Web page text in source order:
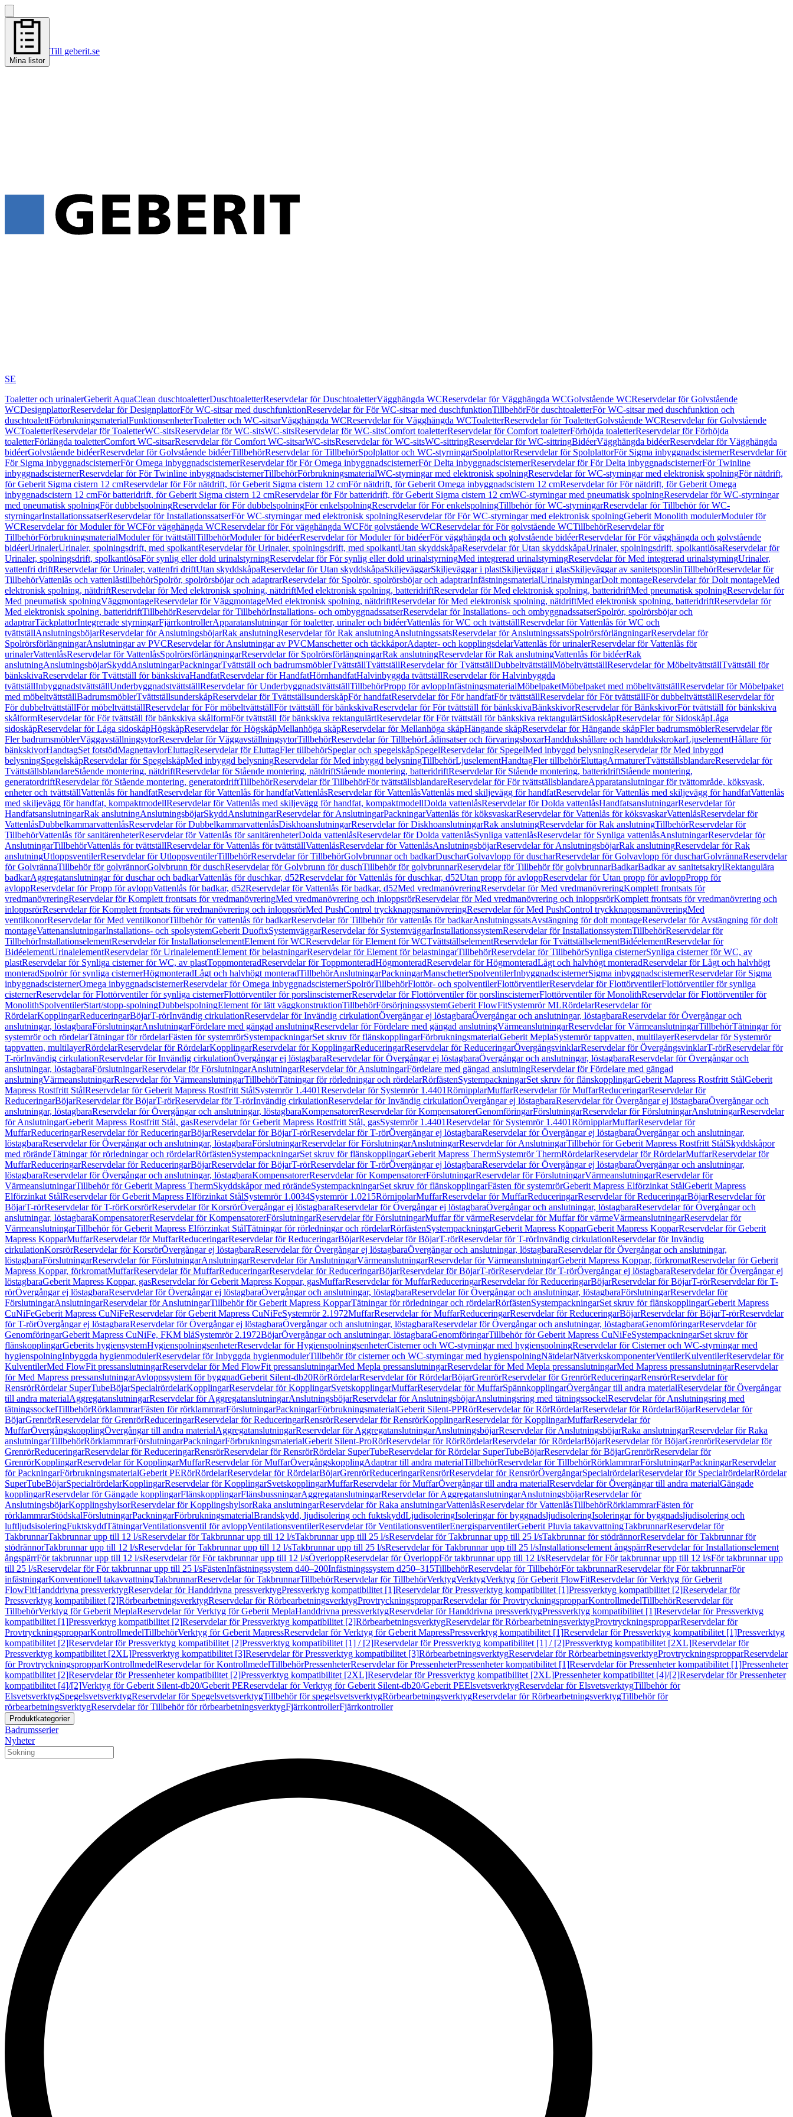
Mina listor
Till geberit.se
SE
Toaletter och urinalerGeberit AquaClean duschtoaletterDuschtoaletterReservdelar för DuschtoaletterVägghängda WCReservdelar för Vägghängda WCGolvstående WCReservdelar för Golvstående
WCDesignplattorReservdelar för DesignplattorFör WC-sitsar med duschfunktionReservdelar för För WC-sitsar med duschfunktionTillbehörFör duschtoaletterFör WC-sitsar med duschfunktion och
duschtoalettFörbrukningsmaterialFunktionsenheterToaletter och WC-sitsarVägghängda WCReservdelar för Vägghängda WCToaletterReservdelar för ToaletterGolvstående WCReservdelar för Golvstående
WCToaletterReservdelar för ToaletterWC-sitsReservdelar för WC-sitsWC-sitsReservdelar för WC-sitsComfort toaletterReservdelar för Comfort toaletterFörhöjda toaletterReservdelar för Förhöjda
toaletterFörlängda toaletterComfort WC-sitsarReservdelar för Comfort WC-sitsarWC-sitsReservdelar för WC-sitsWC-sittringReservdelar för WC-sittringBidéerVägghängda bidéerReservdelar för Vägghängda
bidéerGolvstående bidéerReservdelar för Golvstående bidéerTillbehörReservdelar för TillbehörSpolplattor och WC-styrningarSpolplattorReservdelar för SpolplattorFör Sigma inbyggnadscisternerReservdelar för
För Sigma inbyggnadscisternerFör Omega inbyggnadscisternerReservdelar för För Omega inbyggnadscisternerFör Delta inbyggnadscisternerReservdelar för För Delta inbyggnadscisternerFör Twinline
inbyggnadscisternerReservdelar för För Twinline inbyggnadscisternerTillbehörFörbrukningsmaterialWC-styrningar med elektronisk spolningReservdelar för WC-styrningar med elektronisk spolningFör nätdrift,
för Geberit Sigma cistern 12 cmReservdelar för För nätdrift, för Geberit Sigma cistern 12 cmFör nätdrift, för Geberit Omega inbyggnadscistern 12 cmReservdelar för För nätdrift, för Geberit Omega
inbyggnadscistern 12 cmFör batteridrift, för Geberit Sigma cistern 12 cmReservdelar för För batteridrift, för Geberit Sigma cistern 12 cmWC-styrningar med pneumatisk spolningReservdelar för WC-styrningar
med pneumatisk spolningFör dubbelspolningReservdelar för För dubbelspolningFör enkelspolningReservdelar för För enkelspolningTillbehör för WC-styrningarReservdelar för Tillbehör för WC-
styrningarInstallationssatserReservdelar för InstallationssatserFör WC-styrningar med elektronisk spolningReservdelar för För WC-styrningar med elektronisk spolningGeberit Monolith modulerModuler för
WCReservdelar för Moduler för WCFör vägghängda WCReservdelar för För vägghängda WCFör golvstående WCReservdelar för För golvstående WCTillbehörReservdelar för
TillbehörFörbrukningsmaterialModuler för tvättställTillbehörModuler för bidéerReservdelar för Moduler för bidéerFör vägghängda och golvstående bidéerReservdelar för För vägghängda och golvstående
bidéerUrinalerUrinaler, spolningsdrift, med spolkantReservdelar för Urinaler, spolningsdrift, med spolkantUtan skyddskåpaReservdelar för Utan skyddskåpaUrinaler, spolningsdrift, spolkantlösaReservdelar för
Urinaler, spolningsdrift, spolkantlösaFör synlig eller dold urinalstyrningReservdelar för För synlig eller dold urinalstyrningMed integrerad urinalstyrningReservdelar för Med integrerad urinalstyrningUrinaler,
vattenfri driftReservdelar för Urinaler, vattenfri driftUtan skyddskåpaReservdelar för Utan skyddskåpaSkiljeväggarSkiljeväggar i plastSkiljeväggar i glasSkiljeväggar av sanitetsporslinTillbehörReservdelar för
TillbehörVattenlås och vattenlåstillbehörSpolrör, spolrörsböjar och adaptrarReservdelar för Spolrör, spolrörsböjar och adaptrarInfästningsmaterialUrinalstyrningarDolt montageReservdelar för Dolt montageMed
elektronisk spolning, nätdriftReservdelar för Med elektronisk spolning, nätdriftMed elektronisk spolning, batteridriftReservdelar för Med elektronisk spolning, batteridriftMed pneumatisk spolningReservdelar för
Med pneumatisk spolningVäggmontageReservdelar för VäggmontageMed elektronisk spolning, nätdriftReservdelar för Med elektronisk spolning, nätdriftMed elektronisk spolning, batteridriftReservdelar för
Med elektronisk spolning, batteridriftTillbehörReservdelar för TillbehörInstallations- och ombyggnadssatserReservdelar för Installations- och ombyggnadssatserSpolrör, spolrörsböjar och
adaptrarTäckplattorIntegrerade styrningarFjärrkontrollerApparatanslutningar för toaletter, urinaler och bidéerVattenlås för WC och tvättställReservdelar för Vattenlås för WC och
tvättställAnslutningsböjarReservdelar för AnslutningsböjarRak anslutningReservdelar för Rak anslutningAnslutningssatsReservdelar för AnslutningssatsSpolrörsförlängningarReservdelar för
SpolrörsförlängningarAnslutningar av PVCReservdelar för Anslutningar av PVCManschetter och täckkåporAdapter- och kopplingsdelarVattenlås för urinalerReservdelar för Vattenlås för
urinalerVattenlåsReservdelar för VattenlåsSpolrörsförlängningarReservdelar för SpolrörsförlängningarRak anslutningReservdelar för Rak anslutningVattenlås för bidéerRak
anslutningAnslutningsböjarSkyddAnslutningarPackningarTvättställ och badrumsmöblerTvättställTvättställReservdelar för TvättställDubbeltvättställMöbeltvättställReservdelar för MöbeltvättställTvättställ för
bänkskivaReservdelar för Tvättställ för bänkskivaHandfatReservdelar för HandfatHörnhandfatHalvinbyggda tvättställReservdelar för Halvinbyggda
tvättställInbyggnadstvättställUnderbyggnadstvättställReservdelar för UnderbyggnadstvättställTillbehörPropp för avloppInfästningsmaterialMöbelpaketMöbelpaket med möbeltvättställReservdelar för Möbelpaket
med möbeltvättställBadrumsmöblerTvättställsunderskåpReservdelar för TvättställsunderskåpFör handfatReservdelar för För handfatFör tvättställReservdelar för För tvättställFör dubbeltvättställReservdelar för
För dubbeltvättställFör möbeltvättställReservdelar för För möbeltvättställFör tvättställ för bänkskivaReservdelar för För tvättställ för bänkskivaBänkskivorReservdelar för BänkskivorFör tvättställ för bänkskiva
skålformReservdelar för För tvättställ för bänkskiva skålformFör tvättställ för bänkskiva rektangulärtReservdelar för För tvättställ för bänkskiva rektangulärtSidoskåpReservdelar för SidoskåpLåga
sidoskåpReservdelar för Låga sidoskåpHögskåpReservdelar för HögskåpMellanhöga skåpReservdelar för Mellanhöga skåpHängande skåpReservdelar för Hängande skåpFler badrumsmöblerReservdelar för
Fler badrumsmöblerVäggavställningsytorReservdelar för VäggavställningsytorTillbehörReservdelar för TillbehörLådinsatser och förvaringsboxarHanddukshållare och handdukskrokarLjuselementHållare för
bänkskivorHandtagSet fotstödMagnettavlorEluttagReservdelar för EluttagFler tillbehörSpeglar och spegelskåpSpegelReservdelar för SpegelMed inbyggd belysningReservdelar för Med inbyggd
belysningSpegelskåpReservdelar för SpegelskåpMed inbyggd belysningReservdelar för Med inbyggd belysningTillbehörLjuselementHandtagFler tillbehörEluttagArmaturerTvättställsblandareReservdelar för
TvättställsblandareStående montering, nätdriftReservdelar för Stående montering, nätdriftStående montering, batteridriftReservdelar för Stående montering, batteridriftStående montering,
generatordriftReservdelar för Stående montering, generatordriftTillbehörReservdelar för TillbehörFör tvättställsblandareReservdelar för För tvättställsblandareApparatanslutningar för tvättområde, köksvask,
enheter och tvättställVattenlås för handfatReservdelar för Vattenlås för handfatVattenlåsReservdelar för VattenlåsVattenlås med skiljevägg för handfatReservdelar för Vattenlås med skiljevägg för handfatVattenlås
med skiljevägg för handfat, kompaktmodellReservdelar för Vattenlås med skiljevägg för handfat, kompaktmodellDolda vattenlåsReservdelar för Dolda vattenlåsHandfatsanslutningarReservdelar för
HandfatsanslutningarRak anslutningAnslutningsböjarSkyddAnslutningarReservdelar för AnslutningarPackningarVattenlås för köksvaskarReservdelar för Vattenlås för köksvaskarVattenlåsReservdelar för
VattenlåsDubbelkammarvattenlåsReservdelar för DubbelkammarvattenlåsDiskhoanslutningarReservdelar för DiskhoanslutningarRak anslutningReservdelar för Rak anslutningTillbehörReservdelar för
TillbehörVattenlås för sanitärenheterReservdelar för Vattenlås för sanitärenheterDolda vattenlåsReservdelar för Dolda vattenlåsSynliga vattenlåsReservdelar för Synliga vattenlåsAnslutningarReservdelar för
AnslutningarTillbehörVattenlås för tvättställReservdelar för Vattenlås för tvättställVattenlåsReservdelar för VattenlåsAnslutningsböjarReservdelar för AnslutningsböjarRak anslutningReservdelar för Rak
anslutningUtloppsventilerReservdelar för UtloppsventilerTillbehörReservdelar för TillbehörGolvbrunnar och badkarDuscharGolvavlopp för duscharReservdelar för Golvavlopp för duscharGolvrännaReservdelar
för GolvrännaTillbehör för golvrännorGolvbrunn för duschReservdelar för Golvbrunn för duschTillbehör för golvbrunnarReservdelar för Tillbehör för golvbrunnarBadkarBadkar av sanitetsakrylRektangulära
badkarAggregatanslutningar för duschar och badkarVattenlås för duschkar, d52Reservdelar för Vattenlås för duschkar, d52Utan propp för avloppReservdelar för Utan propp för avloppPropp för
avloppReservdelar för Propp för avloppVattenlås för badkar, d52Reservdelar för Vattenlås för badkar, d52Med vredmanövreringReservdelar för Med vredmanövreringKomplett frontsats för
vredmanövreringReservdelar för Komplett frontsats för vredmanövreringMed vredmanövrering och inloppsrörReservdelar för Med vredmanövrering och inloppsrörKomplett frontsats för vredmanövrering och
inloppsrörReservdelar för Komplett frontsats för vredmanövrering och inloppsrörMed PushControl tryckknappsmanövreringReservdelar för Med PushControl tryckknappsmanövreringMed
ventilkonorReservdelar för Med ventilkonorTillbehör för vattenlås för badkarReservdelar för Tillbehör för vattenlås för badkarAnslutningssatsAvstängning för dolt montageReservdelar för Avstängning för dolt
montageVattenanslutningarInstallations- och spolsystemGeberit DuofixSystemväggarReservdelar för SystemväggarInstallationssystemReservdelar för InstallationssystemTillbehörReservdelar för
TillbehörInstallationselementReservdelar för InstallationselementElement för WCReservdelar för Element för WCTvättställselementReservdelar för TvättställselementBidéelementReservdelar för
BidéelementUrinalelementReservdelar för UrinalelementElement för belastningarReservdelar för Element för belastningarTillbehörReservdelar för TillbehörSynliga cisternerSynliga cisterner för WC, av
plastReservdelar för Synliga cisterner för WC, av plastToppmonteradReservdelar för ToppmonteradHögmonteradReservdelar för HögmonteradLågt och halvhögt monteradReservdelar för Lågt och halvhögt
monteradSpolrör för synliga cisternerHögmonteradLågt och halvhögt monteradTillbehörAnslutningarPackningarManschetterSpolventilerInbyggnadscisternerSigma inbyggnadscisternerReservdelar för Sigma
inbyggnadscisternerOmega inbyggnadscisternerReservdelar för Omega inbyggnadscisternerSpolrörTillbehörFlottör- och spolventilerFlottörventilerReservdelar för FlottörventilerFlottörventiler för synliga
cisternerReservdelar för Flottörventiler för synliga cisternerFlottörventiler för porslinscisternerReservdelar för Flottörventiler för porslinscisternerFlottörventiler för MonolithReservdelar för Flottörventiler för
MonolithSpolventilerStart/stopp-spolningDubbelspolningElement för lätt väggkonstruktionTillbehörFörsörjningssystemGeberit FlowFitSystemrör MLRördelarReservdelar för
RördelarKopplingarReduceringarBöjarT-rörInvändig cirkulationReservdelar för Invändig cirkulationÖvergångar ej löstagbaraÖvergångar och anslutningar, löstagbaraReservdelar för Övergångar och
anslutningar, löstagbaraFörslutningarAnslutningarFördelare med gängad anslutningReservdelar för Fördelare med gängad anslutningVärmeanslutningarReservdelar för VärmeanslutningarTillbehörTätningar för
systemrör och rördelarTätningar för rördelarFästen för systemrörSystempackningarSet skruv för flänskopplingarFörbrukningsmaterialGeberit MeplaSystemrör tappvatten, multilayerReservdelar för Systemrör
tappvatten, multilayerRördelarReservdelar för RördelarKopplingarReservdelar för KopplingarReduceringarReservdelar för ReduceringarÖvergångsvinklarReservdelar för ÖvergångsvinklarT-rörReservdelar för
T-rörInvändig cirkulationReservdelar för Invändig cirkulationÖvergångar ej löstagbaraReservdelar för Övergångar ej löstagbaraÖvergångar och anslutningar, löstagbaraReservdelar för Övergångar och
anslutningar, löstagbaraFörslutningarReservdelar för FörslutningarAnslutningarReservdelar för AnslutningarFördelare med gängad anslutningReservdelar för Fördelare med gängad
anslutningVärmeanslutningarReservdelar för VärmeanslutningarTillbehörTätningar för rörledningar och rördelarRörfästenSystempackningarSet skruv för flänskopplingarGeberit Mapress Rostfritt StålGeberit
Mapress Rostfritt StålReservdelar för Geberit Mapress Rostfritt StålSystemrör 1.4401Reservdelar för Systemrör 1.4401RörnipplarMuffarReservdelar för MuffarReduceringarReservdelar för
ReduceringarBöjarReservdelar för BöjarT-rörReservdelar för T-rörInvändig cirkulationReservdelar för Invändig cirkulationÖvergångar ej löstagbaraReservdelar för Övergångar ej löstagbaraÖvergångar och
anslutningar, löstagbaraReservdelar för Övergångar och anslutningar, löstagbaraKompensatorerReservdelar för KompensatorerGenomföringarFörslutningarReservdelar för FörslutningarAnslutningarReservdelar
för AnslutningarGeberit Mapress Rostfritt Stål, gasReservdelar för Geberit Mapress Rostfritt Stål, gasSystemrör 1.4401Reservdelar för Systemrör 1.4401RörnipplarMuffarReservdelar för
MuffarReduceringarReservdelar för ReduceringarBöjarReservdelar för BöjarT-rörReservdelar för T-rörÖvergångar ej löstagbaraReservdelar för Övergångar ej löstagbaraÖvergångar och anslutningar,
löstagbaraReservdelar för Övergångar och anslutningar, löstagbaraFörslutningarReservdelar för FörslutningarAnslutningarReservdelar för AnslutningarTillbehör för Geberit Mapress Rostfritt StålSkyddskåpor
med rörändeTätningar för rörledningar och rördelarRörfästenSystempackningarSet skruv för flänskopplingarGeberit Mapress ThermSystemrör ThermRördelarReservdelar för RördelarMuffarReservdelar för
MuffarReduceringarReservdelar för ReduceringarBöjarReservdelar för BöjarT-rörReservdelar för T-rörÖvergångar ej löstagbaraReservdelar för Övergångar ej löstagbaraÖvergångar och anslutningar,
löstagbaraReservdelar för Övergångar och anslutningar, löstagbaraKompensatorerReservdelar för KompensatorerFörslutningarReservdelar för FörslutningarVärmeanslutningarReservdelar för
VärmeanslutningarTillbehör för Geberit Mapress ThermSkyddskåpor med rörändeSystempackningarSet skruv för flänskopplingarFästen för systemrörGeberit Mapress Elförzinkat StålGeberit Mapress
Elförzinkat StålReservdelar för Geberit Mapress Elförzinkat StålSystemrör 1.0034Systemrör 1.0215RörnipplarMuffarReservdelar för MuffarReduceringarReservdelar för ReduceringarBöjarReservdelar för
BöjarT-rörReservdelar för T-rörKorsrörReservdelar för KorsrörÖvergångar ej löstagbaraReservdelar för Övergångar ej löstagbaraÖvergångar och anslutningar, löstagbaraReservdelar för Övergångar och
anslutningar, löstagbaraKompensatorerReservdelar för KompensatorerFörslutningarReservdelar för FörslutningarMuffar för värmeReservdelar för Muffar för värmeVärmeanslutningarReservdelar för
VärmeanslutningarTillbehör för Geberit Mapress Elförzinkat StålTätningar för rörledningar och rördelarRörfästenSystempackningarGeberit Mapress KopparGeberit Mapress KopparReservdelar för Geberit
Mapress KopparMuffarReservdelar för MuffarReduceringarReservdelar för ReduceringarBöjarReservdelar för BöjarT-rörReservdelar för T-rörInvändig cirkulationReservdelar för Invändig
cirkulationKorsrörReservdelar för KorsrörÖvergångar ej löstagbaraReservdelar för Övergångar ej löstagbaraÖvergångar och anslutningar, löstagbaraReservdelar för Övergångar och anslutningar,
löstagbaraFörslutningarReservdelar för FörslutningarAnslutningarReservdelar för AnslutningarVärmeanslutningarReservdelar för VärmeanslutningarGeberit Mapress Koppar, förkromatReservdelar för Geberit
Mapress Koppar, förkromatMuffarReservdelar för MuffarReduceringarReservdelar för ReduceringarBöjarReservdelar för BöjarT-rörReservdelar för T-rörÖvergångar ej löstagbaraReservdelar för Övergångar ej
löstagbaraGeberit Mapress Koppar, gasReservdelar för Geberit Mapress Koppar, gasMuffarReservdelar för MuffarReduceringarReservdelar för ReduceringarBöjarReservdelar för BöjarT-rörReservdelar för T-
rörÖvergångar ej löstagbaraReservdelar för Övergångar ej löstagbaraÖvergångar och anslutningar, löstagbaraReservdelar för Övergångar och anslutningar, löstagbaraFörslutningarReservdelar för
FörslutningarAnslutningarReservdelar för AnslutningarTillbehör för Geberit Mapress KopparTätningar för rörledningar och rördelarRörfästenSystempackningarSet skruv för flänskopplingarGeberit Mapress
CuNiFeGeberit Mapress CuNiFeReservdelar för Geberit Mapress CuNiFeSystemrör 2.1972MuffarReservdelar för MuffarReduceringarReservdelar för ReduceringarBöjarReservdelar för BöjarT-rörReservdelar
för T-rörÖvergångar ej löstagbaraReservdelar för Övergångar ej löstagbaraÖvergångar och anslutningar, löstagbaraReservdelar för Övergångar och anslutningar, löstagbaraGenomföringarReservdelar för
GenomföringarGeberit Mapress CuNiFe, FKM blåSystemrör 2.1972BöjarÖvergångar och anslutningar, löstagbaraGenomföringarTillbehör för Geberit Mapress CuNiFeSystempackningarSet skruv för
flänskopplingarGeberits hygiensystemHygienspolningsenheterReservdelar för HygienspolningsenheterCisterner och WC-styrningar med hygienspolningReservdelar för Cisterner och WC-styrningar med
hygienspolningInbyggda hygienmodulerReservdelar för Inbyggda hygienmodulerTillbehör för cisterner och WC-styrningar med hygienspolningNätdelarNätverkskomponenterVentilerKulventilerReservdelar för
KulventilerMed FlowFit pressanslutningarReservdelar för Med FlowFit pressanslutningarMed Mepla pressanslutningarReservdelar för Med Mepla pressanslutningarMed Mapress pressanslutningarReservdelar
för Med Mapress pressanslutningarAvloppssystem för byggnadGeberit Silent-db20RörRördelarReservdelar för RördelarBöjarGrenrörReservdelar för GrenrörReduceringarRensrörReservdelar för
RensrörRördelar SuperTubeBöjarSpecialrördelarKopplingarReservdelar för KopplingarSvetskopplingarMuffarReservdelar för MuffarSpännkopplingarÖvergångar till andra materialReservdelar för Övergångar
till andra materialAggregatanslutningarReservdelar för AggregatanslutningarAnslutningsböjarReservdelar för AnslutningsböjarAnslutningsring med tätningssockelReservdelar för Anslutningsring med
tätningssockelTillbehörRörklammrarFästen för rörklammrarFörslutningarPackningarFörbrukningsmaterialGeberit Silent-PPRörReservdelar för RörRördelarReservdelar för RördelarBöjarReservdelar för
BöjarGrenrörReservdelar för GrenrörReduceringarReservdelar för ReduceringarRensrörReservdelar för RensrörKopplingarReservdelar för KopplingarMuffarReservdelar för
MuffarÖvergångskopplingÖvergångar till andra materialAggregatanslutningarReservdelar för AggregatanslutningarAnslutningsböjarReservdelar för AnslutningsböjarRaka anslutningarReservdelar för Raka
anslutningarTillbehörRörklammrarFörslutningarPackningarFörbrukningsmaterialGeberit Silent-ProRörReservdelar för RörRördelarReservdelar för RördelarBöjarReservdelar för BöjarGrenrörReservdelar för
GrenrörReduceringarReservdelar för ReduceringarRensrörReservdelar för RensrörRördelar SuperTubeReservdelar för Rördelar SuperTubeBöjarReservdelar för BöjarGrenrörReservdelar för
GrenrörKopplingarReservdelar för KopplingarMuffarReservdelar för MuffarÖvergångskopplingAdaptrar till andra materialTillbehörReservdelar för TillbehörRörklammrarFörslutningarPackningarReservdelar
för PackningarFörbrukningsmaterialGeberit PERörRördelarReservdelar för RördelarBöjarGrenrörReduceringarRensrörReservdelar för RensrörÖvergångarSpecialrördelarReservdelar för SpecialrördelarRördelar
SuperTubeBöjarSpecialrördelarKopplingarReservdelar för KopplingarSvetskopplingarMuffarReservdelar för MuffarÖvergångar till andra materialReservdelar för Övergångar till andra materialGängade
kopplingarReservdelar för Gängade kopplingarFlänskopplingarFlänsbussningarAggregatanslutningarReservdelar för AggregatanslutningarAnslutningsböjarReservdelar för
AnslutningsböjarKopplingshylsorReservdelar för KopplingshylsorRaka anslutningarReservdelar för Raka anslutningarVattenlåsReservdelar för VattenlåsTillbehörRörklammrarFästen för
rörklammrarStödskalFörslutningarPackningarFörbrukningsmaterialBrandskydd, ljudisolering och fuktskyddLjudisoleringIsoleringar för byggnadsljudisoleringIsoleringar för byggnadsljudisolering och
luftljudsisoleringFuktskyddTätningarVentilationsventil för avloppVentilationsventilerReservdelar för VentilationsventilerEnergisparventilerGeberit Pluvia takavvattningTakbrunnarReservdelar för
TakbrunnarTakbrunnar upp till 12 l/sReservdelar för Takbrunnar upp till 12 l/sTakbrunnar upp till 25 l/sReservdelar för Takbrunnar upp till 25 l/sTakbrunnar för stödrännorReservdelar för Takbrunnar för
stödrännorTakbrunnar upp till 12 l/sReservdelar för Takbrunnar upp till 12 l/sTakbrunnar upp till 25 l/sReservdelar för Takbrunnar upp till 25 l/sInstallationselement ångspärrReservdelar för Installationselement
ångspärrFör takbrunnar upp till 12 l/sReservdelar för För takbrunnar upp till 12 l/sÖverloppReservdelar för ÖverloppFör takbrunnar upp till 12 l/sReservdelar för För takbrunnar upp till 12 l/sFör takbrunnar upp
till 25 l/sReservdelar för För takbrunnar upp till 25 l/sFästenInfästningssystem d40–200Infästningssystem d250–315TillbehörReservdelar för TillbehörFör takbrunnarReservdelar för För takbrunnarFör
infästningarKonventionell takavvattningTakbrunnarReservdelar för TakbrunnarTillbehörReservdelar för TillbehörVerktygVerktygVerktyg för Geberit FlowFitReservdelar för Verktyg för Geberit
FlowFitHanddrivna pressverktygReservdelar för Handdrivna pressverktygPressverktyg kompatibilitet [1]Reservdelar för Pressverktyg kompatibilitet [1]Pressverktyg kompatibilitet [2]Reservdelar för
Pressverktyg kompatibilitet [2]RörbearbetningsverktygReservdelar för RörbearbetningsverktygProvtryckningspropparReservdelar för ProvtryckningspropparKontrollmedelTillbehörReservdelar för
TillbehörVerktyg för Geberit MeplaReservdelar för Verktyg för Geberit MeplaHanddrivna pressverktygReservdelar för Handdrivna pressverktygPressverktyg kompatibilitet [1]Reservdelar för Pressverktyg
kompatibilitet [1]Pressverktyg kompatibilitet [2]Reservdelar för Pressverktyg kompatibilitet [2]RörbearbetningsverktygReservdelar för RörbearbetningsverktygProvtryckningspropparReservdelar för
ProvtryckningspropparKontrollmedelTillbehörVerktyg för Geberit MapressReservdelar för Verktyg för Geberit MapressPressverktyg kompatibilitet [1]Reservdelar för Pressverktyg kompatibilitet [1]Pressverktyg
kompatibilitet [2]Reservdelar för Pressverktyg kompatibilitet [2]Pressverktyg kompatibilitet [1] / [2]Reservdelar för Pressverktyg kompatibilitet [1] / [2]Pressverktyg kompatibilitet [2XL]Reservdelar för
Pressverktyg kompatibilitet [2XL]Pressverktyg kompatibilitet [3]Reservdelar för Pressverktyg kompatibilitet [3]RörbearbetningsverktygReservdelar för RörbearbetningsverktygProvtryckningspropparReservdelar
för ProvtryckningspropparKontrollmedelReservdelar för KontrollmedelTillbehörPressenheterReservdelar för PressenheterPressenheter kompatibilitet [1]Reservdelar för Pressenheter kompatibilitet [1]Pressenheter
kompatibilitet [2]Reservdelar för Pressenheter kompatibilitet [2]Pressverktyg kompatibilitet [2XL]Reservdelar för Pressverktyg kompatibilitet [2XL]Pressenheter kompatibilitet [4]/[2]Reservdelar för Pressenheter
kompatibilitet [4]/[2]Verktyg för Geberit Silent-db20/Geberit PEReservdelar för Verktyg för Geberit Silent-db20/Geberit PEElsvetsverktygReservdelar för ElsvetsverktygTillbehör för
ElsvetsverktygSpegelsvetsverktygReservdelar för SpegelsvetsverktygTillbehör för spegelsvetsverktygRörbearbetningsverktygReservdelar för RörbearbetningsverktygTillbehör för
rörbearbetningsverktygReservdelar för Tillbehör för rörbearbetningsverktygFjärrkontrollerFjärrkontroller
Produktkategorier
Badrumsserier
Nyheter